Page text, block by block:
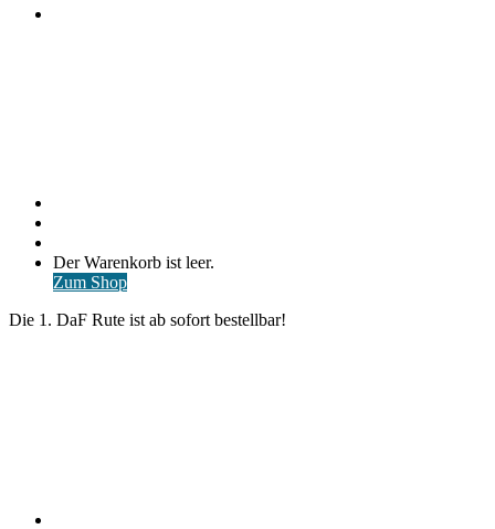
Warenkorb
ansehen
Der Warenkorb ist leer.
Zum Shop
Die 1. DaF Rute ist ab sofort bestellbar!